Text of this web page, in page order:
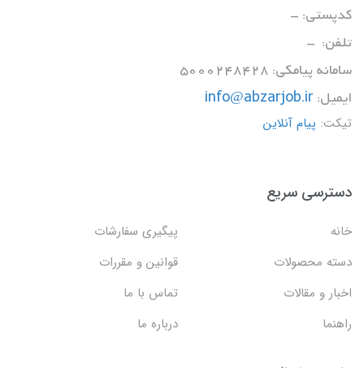
کدپستی: -
تلفن: -
سامانه پیامکی: 5000248428
ایمیل: info@abzarjob.ir
تیکت: پیام آنلاین
دسترسی سریع
خانه
پیگیری سفارشات
دسته محصولات
قوانین و مقررات
اخبار و مقالات
تماس با ما
راهنما
درباره ما